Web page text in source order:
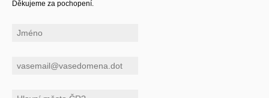
Děkujeme za pochopení.